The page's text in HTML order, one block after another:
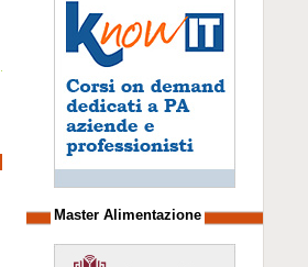
Master Alimentazione